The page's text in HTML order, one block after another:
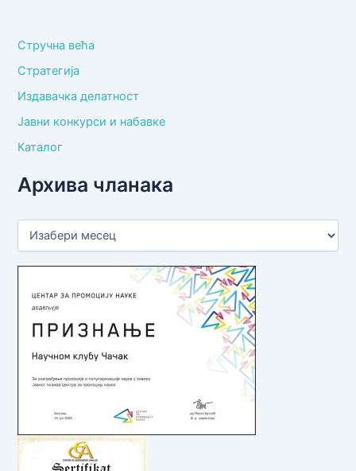
Стручна већа
Стратегија
Издавачка делатност
Јавни конкурси и набавке
Каталог
Архива чланака
А